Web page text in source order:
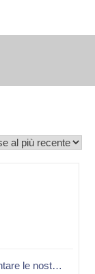
Far diventare le nostre comunità